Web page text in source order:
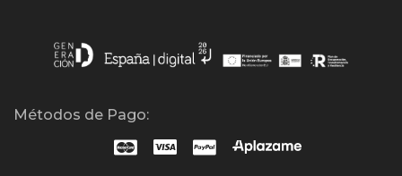
Métodos de Pago: